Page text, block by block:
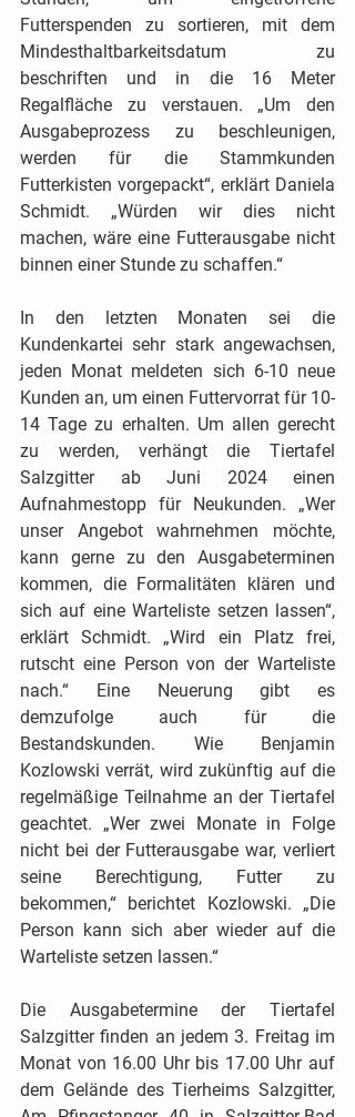
Futterspenden zu sortieren, mit dem
Mindesthaltbarkeitsdatum zu
beschriften und in die 16 Meter
Regalfläche zu verstauen. „Um den
Ausgabeprozess zu beschleunigen,
werden für die Stammkunden
Futterkisten vorgepackt“, erklärt Daniela
Schmidt. „Würden wir dies nicht
machen, wäre eine Futterausgabe nicht
binnen einer Stunde zu schaffen.“
In den letzten Monaten sei die
Kundenkartei sehr stark angewachsen,
jeden Monat meldeten sich 6-10 neue
Kunden an, um einen Futtervorrat für 10-
14 Tage zu erhalten. Um allen gerecht
zu werden, verhängt die Tiertafel
Salzgitter ab Juni 2024 einen
Aufnahmestopp für Neukunden. „Wer
unser Angebot wahrnehmen möchte,
kann gerne zu den Ausgabeterminen
kommen, die Formalitäten klären und
sich auf eine Warteliste setzen lassen“,
erklärt Schmidt. „Wird ein Platz frei,
rutscht eine Person von der Warteliste
nach.“ Eine Neuerung gibt es
demzufolge auch für die
Bestandskunden. Wie Benjamin
Kozlowski verrät, wird zukünftig auf die
regelmäßige Teilnahme an der Tiertafel
geachtet. „Wer zwei Monate in Folge
nicht bei der Futterausgabe war, verliert
seine Berechtigung, Futter zu
bekommen,“ berichtet Kozlowski. „Die
Person kann sich aber wieder auf die
Warteliste setzen lassen.“
Die Ausgabetermine der Tiertafel
Salzgitter finden an jedem 3. Freitag im
Monat von 16.00 Uhr bis 17.00 Uhr auf
dem Gelände des Tierheims Salzgitter,